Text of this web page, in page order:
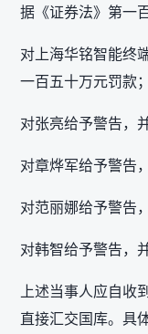
据《证券法》第一
对上海华铭智能终
一百五十万元罚款；
对张亮给予警告，
对章烨军给予警告
对范丽娜给予警告
对韩智给予警告，
上述当事人应自收
直接汇交国库。具